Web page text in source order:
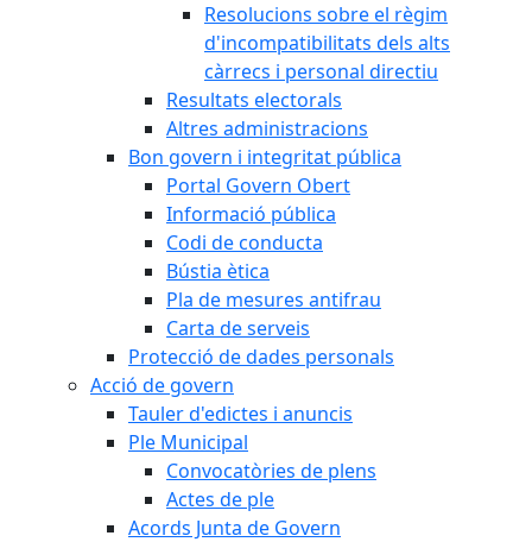
Resolucions sobre el règim
d'incompatibilitats dels alts
càrrecs i personal directiu
Resultats electorals
Altres administracions
Bon govern i integritat pública
Portal Govern Obert
Informació pública
Codi de conducta
Bústia ètica
Pla de mesures antifrau
Carta de serveis
Protecció de dades personals
Acció de govern
Tauler d'edictes i anuncis
Ple Municipal
Convocatòries de plens
Actes de ple
Acords Junta de Govern